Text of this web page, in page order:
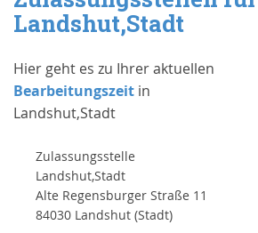
Landshut,Stadt
Hier geht es zu Ihrer aktuellen
Bearbeitungszeit in
Landshut,Stadt
Zulassungsstelle
Landshut,Stadt
Alte Regensburger Straße 11
84030 Landshut (Stadt)